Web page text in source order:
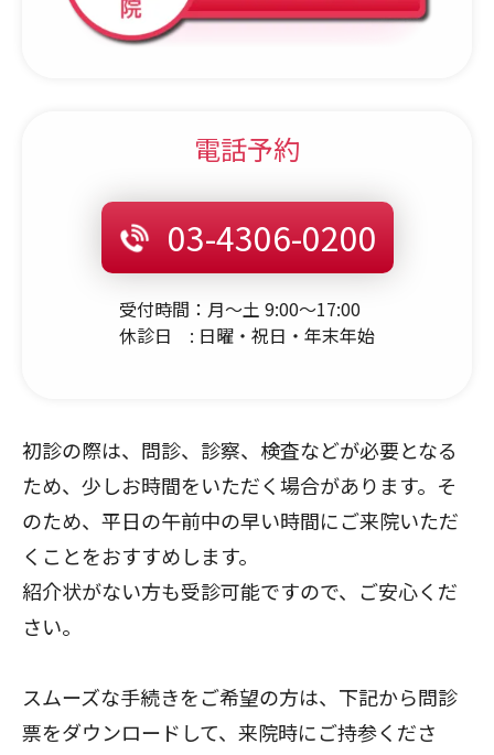
電話予約
03-4306-0200
受付時間：月～土 9:00～17:00
休診日 : 日曜・祝日・年末年始
初診の際は、問診、診察、検査などが必要となる
ため、少しお時間をいただく場合があります。そ
のため、平日の午前中の早い時間にご来院いただ
くことをおすすめします。
紹介状がない方も受診可能ですので、ご安心くだ
さい。
スムーズな手続きをご希望の方は、下記から問診
票をダウンロードして、来院時にご持参くださ